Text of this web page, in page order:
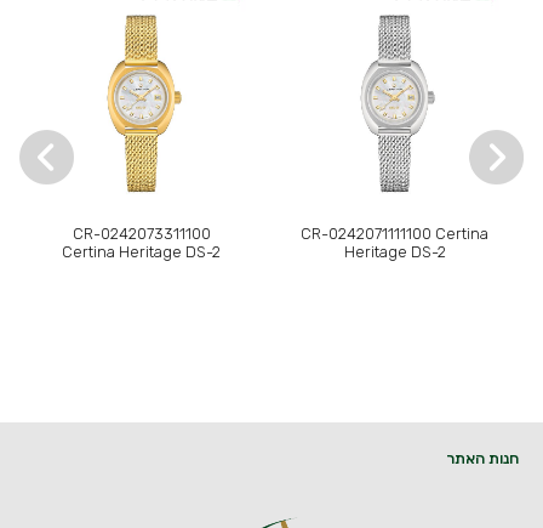
CR-0242071111100 Certina
Heritage DS-2
CR-0242073311100
Certina Heritage DS-2
חנות האתר